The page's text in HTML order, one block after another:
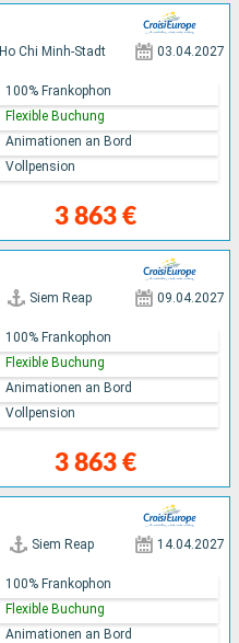
Ho Chi Minh-Stadt 03.04.2027
3 863 €
100% Frankophon
Flexible Buchung
Animationen an Bord
Vollpension
Siem Reap 09.04.2027
3 863 €
100% Frankophon
Flexible Buchung
Animationen an Bord
Vollpension
Siem Reap 14.04.2027
100% Frankophon
Flexible Buchung
Animationen an Bord